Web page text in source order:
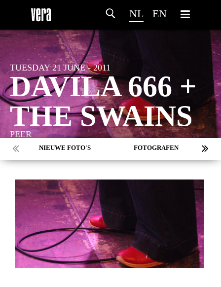
NL EN
TUESDAY 21 JUNE - 2011
DAVILA 666 +
THE SWAINS
PEER
NIEUWE FOTO'S FOTOGRAFEN
MARC DE KROSSE
MISCHA VEENEMA
JEROEN DEKKER
RICHARD POSTMA
SASKIA LUDDEN
ANNA HIEP